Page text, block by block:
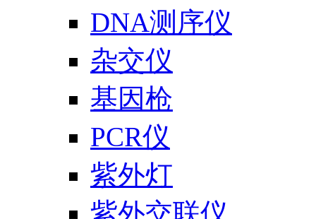
DNA测序仪
杂交仪
基因枪
PCR仪
紫外灯
紫外交联仪